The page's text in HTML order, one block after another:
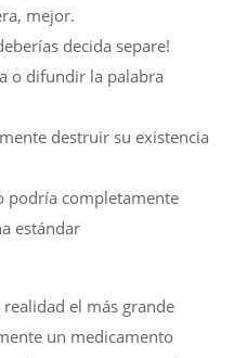
mejor.
decida separe!
o difundir la palabra
destruir su existencia
podría completamente
estándar
el más grande
un medicamento